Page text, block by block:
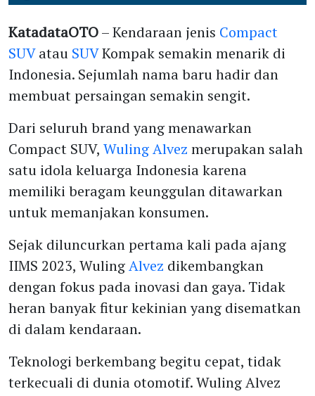
KatadataOTO– Kendaraan jenis Compact
SUVatau SUVKompak semakin menarik di
Indonesia. Sejumlah nama baru hadir dan
membuat persaingan semakin sengit.
Dari seluruh brand yang menawarkan
Compact SUV, Wuling Alvez merupakan salah
satu idola keluarga Indonesia karena
memiliki beragam keunggulan ditawarkan
untuk memanjakan konsumen.
Sejak diluncurkan pertama kali pada ajang
IIMS 2023, WulingAlvez dikembangkan
dengan fokus pada inovasi dan gaya. Tidak
heran banyak fitur kekinian yang disematkan
di dalam kendaraan.
Teknologi berkembang begitu cepat, tidak
terkecuali di dunia otomotif. Wuling Alvez